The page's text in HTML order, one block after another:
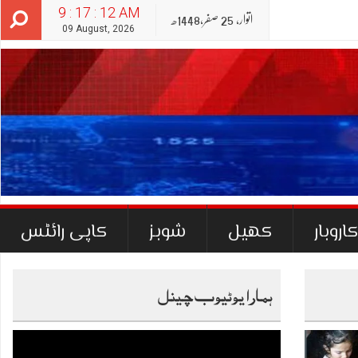
9 : 17 : 13 AM
09 August, 2026
اتوار‬‮, 25 صفر‬,1448ھ
کاروبار کھیل شوبز کاپی رائٹس
ہمارا یوٹیوب چینل